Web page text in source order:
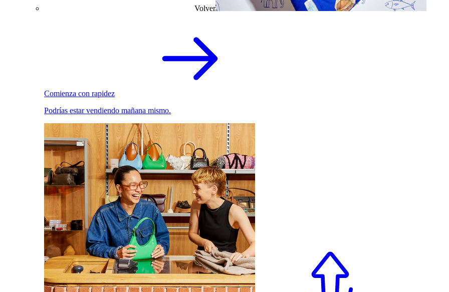
Volver
Comienza con rapidez
Podrías estar vendiendo mañana mismo.